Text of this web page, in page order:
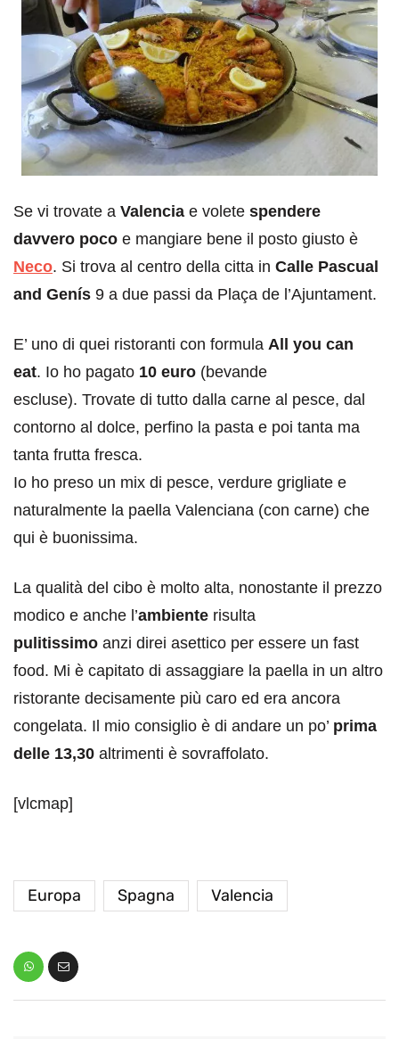
Se vi trovate a Valencia e volete spendere
davvero poco e mangiare bene il posto giusto è
Neco. Si trova al centro della citta in Calle Pascual
and Genís 9 a due passi da Plaça de l’Ajuntament.
E’ uno di quei ristoranti con formula All you can
eat. Io ho pagato 10 euro (bevande
escluse). Trovate di tutto dalla carne al pesce, dal
contorno al dolce, perfino la pasta e poi tanta ma
tanta frutta fresca.
Io ho preso un mix di pesce, verdure grigliate e
naturalmente la paella Valenciana (con carne) che
qui è buonissima.
La qualità del cibo è molto alta, nonostante il prezzo
modico e anche l’ambiente risulta
pulitissimo anzi direi asettico per essere un fast
food. Mi è capitato di assaggiare la paella in un altro
ristorante decisamente più caro ed era ancora
congelata. Il mio consiglio è di andare un po’ prima
delle 13,30 altrimenti è sovraffolato.
[vlcmap]
Europa Spagna Valencia